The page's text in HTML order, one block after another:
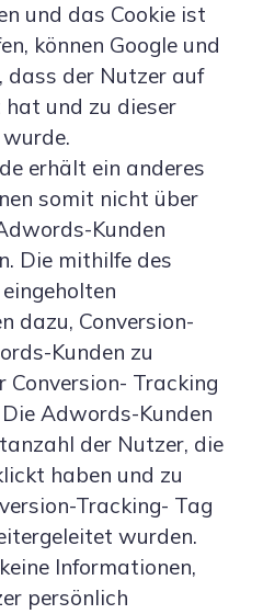
und das Cookie ist
können Google und
dass der Nutzer auf
und zu dieser
erhält ein anderes
somit nicht über
Kunden
Die mithilfe des
dazu, Conversion-
Kunden zu
Conversion- Tracking
Adwords-Kunden
der Nutzer, die
haben und zu
Tracking- Tag
wurden.
Informationen,
persönlich